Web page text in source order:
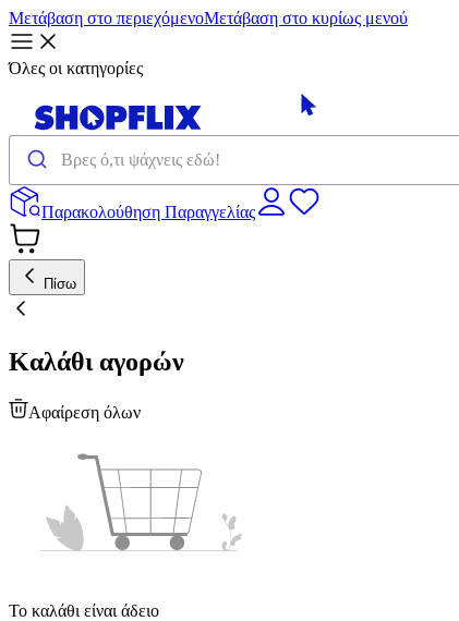
Μετάβαση στο περιεχόμενοΜετάβαση στο κυρίως μενού
Όλες οι κατηγορίες
Παρακολούθηση Παραγγελίας
Πίσω
Καλάθι αγορών
Αφαίρεση όλων
Το καλάθι είναι άδειο